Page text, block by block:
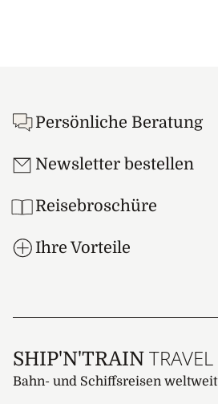
Persönliche Beratung
Newsletter bestellen
Reisebroschüre
Ihre Vorteile
SHIP'N'TRAIN TRAVEL
Bahn- und Schiffsreisen weltweit